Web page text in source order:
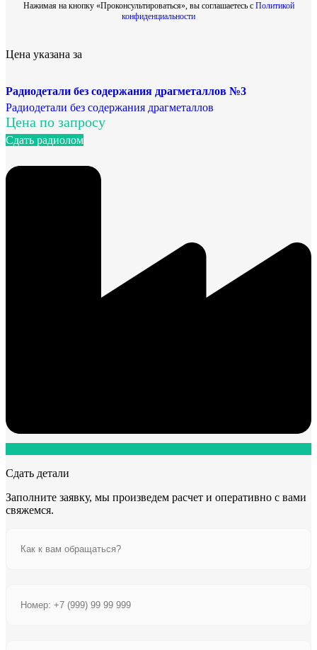
Нажимая на кнопку «Проконсультироваться», вы соглашаетесь с Политикой
конфиденциальности
Цена указана за
Радиодетали без содержания драгметаллов №3
Радиодетали без содержания драгметаллов
Цена по запросу
Сдать радиолом
Сдать детали
Заполните заявку, мы произведем расчет и оперативно с вами
свяжемся.